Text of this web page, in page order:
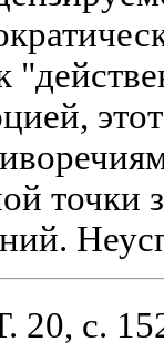
точки
с.